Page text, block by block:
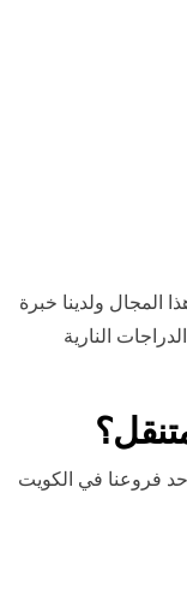
المجال ولدينا خبرة
النارية
فروعنا في الكويت